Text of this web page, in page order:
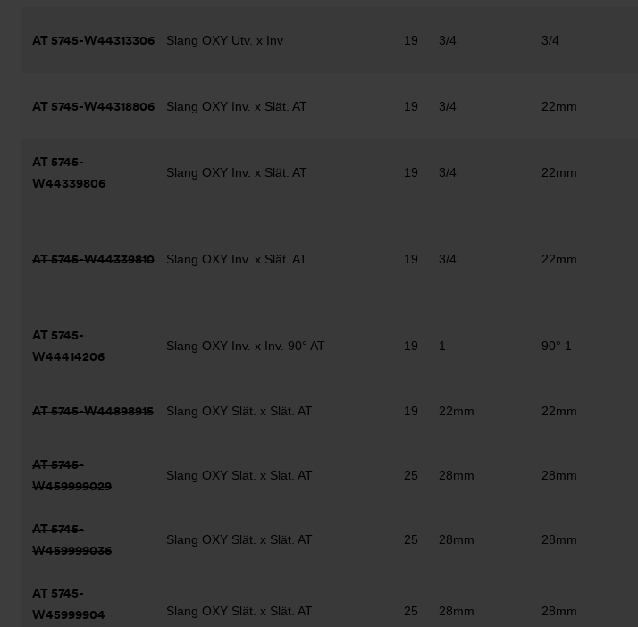
AT 5745-W44313306 Slang OXY Utv. x Inv 19 3/4 3/4
AT 5745-W44318806 Slang OXY Inv. x Slät. AT 19 3/4 22mm
AT 5745-
W44339806
Slang OXY Inv. x Slät. AT 19 3/4 22mm
AT 5745-W44339810 Slang OXY Inv. x Slät. AT 19 3/4 22mm
AT 5745-
W44414206
Slang OXY Inv. x Inv. 90° AT 19 1 90° 1
AT 5745-W44898915 Slang OXY Slät. x Slät. AT 19 22mm 22mm
AT 5745-
W459999029
Slang OXY Slät. x Slät. AT 25 28mm 28mm
AT 5745-
W459999036
Slang OXY Slät. x Slät. AT 25 28mm 28mm
AT 5745-
W45999904
Slang OXY Slät. x Slät. AT 25 28mm 28mm